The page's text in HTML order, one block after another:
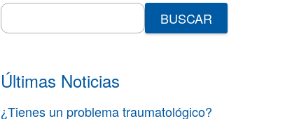
Search
for:
Últimas Noticias
¿Tienes un problema traumatológico?